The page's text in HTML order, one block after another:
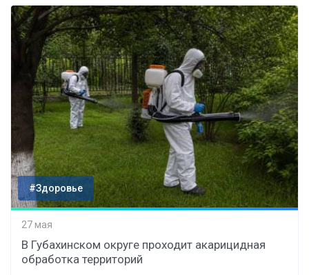
#Здоровье
27 мая
В Губахинском округе проходит акарицидная
обработка территорий